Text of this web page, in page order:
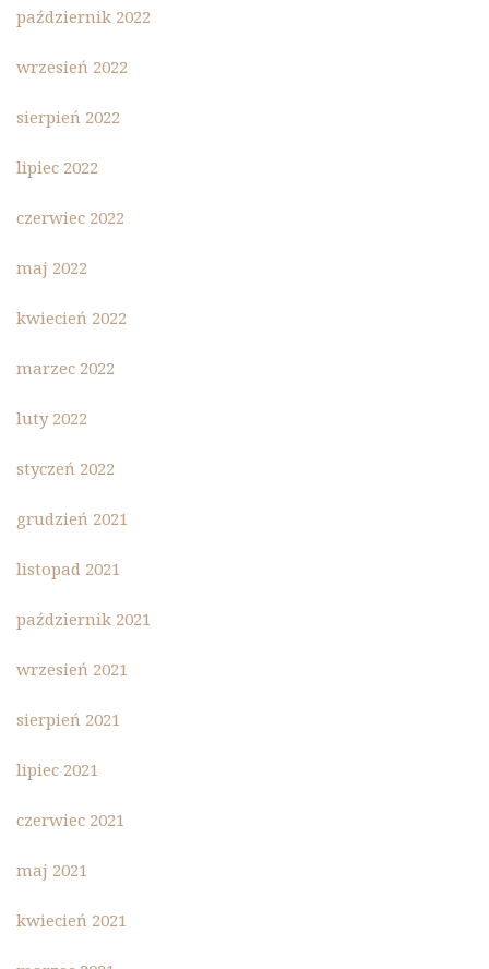
październik 2022
wrzesień 2022
sierpień 2022
lipiec 2022
czerwiec 2022
maj 2022
kwiecień 2022
marzec 2022
luty 2022
styczeń 2022
grudzień 2021
listopad 2021
październik 2021
wrzesień 2021
sierpień 2021
lipiec 2021
czerwiec 2021
maj 2021
kwiecień 2021